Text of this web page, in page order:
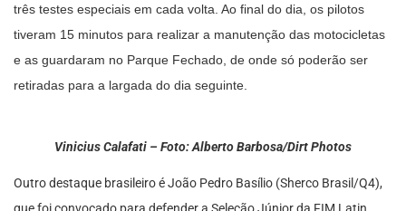
três testes especiais em cada volta. Ao final do dia, os pilotos
tiveram 15 minutos para realizar a manutenção das motocicletas
e as guardaram no Parque Fechado, de onde só poderão ser
retiradas para a largada do dia seguinte.
Vinicius Calafati – Foto: Alberto Barbosa/Dirt Photos
Outro destaque brasileiro é João Pedro Basílio (Sherco Brasil/Q4),
que foi convocado para defender a Seleção Júnior da FIM Latin